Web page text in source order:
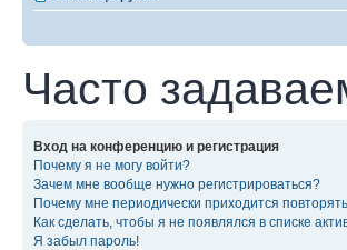
Часто
Вход на конференцию и регистрация
Почему я не могу войти?
Зачем мне вообще нужно регистрироваться?
Почему мне периодически приходится
Как сделать, чтобы я не появлялся в списке
Я забыл пароль!